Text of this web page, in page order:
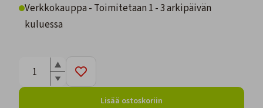
Verkkokauppa - Toimitetaan 1 - 3 arkipäivän
kuluessa
Lisää ostoskoriin